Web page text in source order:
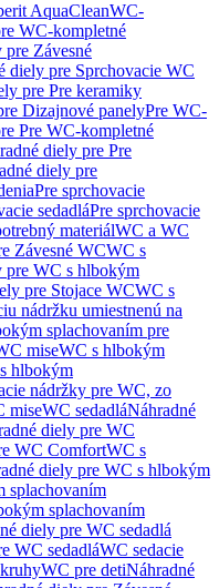
AquaCleanWC-
WC-kompletné
Závesné
diely pre Sprchovacie WC
pre Pre keramiky
Dizajnové panelyPre WC-
Pre WC-kompletné
diely pre Pre
diely pre
Pre sprchovacie
sedadláPre sprchovacie
materiálWC a WC
Závesné WCWC s
pre WC s hlbokým
pre Stojace WCWC s
nádržku umiestnenú na
splachovaním pre
miseWC s hlbokým
hlbokým
nádržky pre WC, zo
miseWC sedadláNáhradné
diely pre WC
WC ComfortWC s
diely pre WC s hlbokým
splachovaním
splachovaním
diely pre WC sedadlá
WC sedadláWC sedacie
WC pre detiNáhradné